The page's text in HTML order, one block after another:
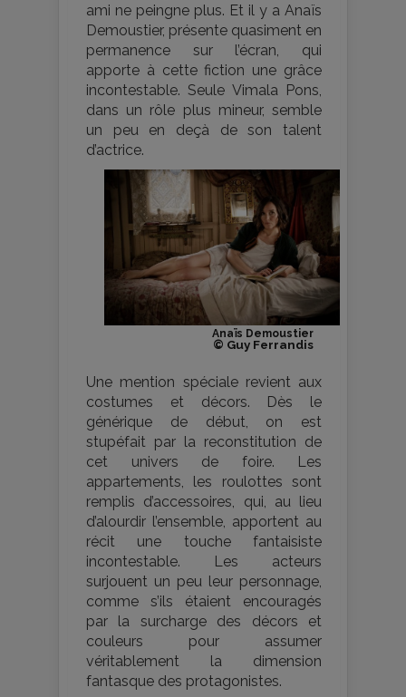
ami ne peingne plus. Et il y a Anaïs
Demoustier, présente quasiment en
permanence sur l’écran, qui
apporte à cette fiction une grâce
incontestable. Seule Vimala Pons,
dans un rôle plus mineur, semble
un peu en deçà de son talent
d’actrice.
Anaïs Demoustier
© Guy Ferrandis
Une mention spéciale revient aux
costumes et décors. Dès le
générique de début, on est
stupéfait par la reconstitution de
cet univers de foire. Les
appartements, les roulottes sont
remplis d’accessoires, qui, au lieu
d’alourdir l’ensemble, apportent au
récit une touche fantaisiste
incontestable. Les acteurs
surjouent un peu leur personnage,
comme s’ils étaient encouragés
par la surcharge des décors et
couleurs pour assumer
véritablement la dimension
fantasque des protagonistes.